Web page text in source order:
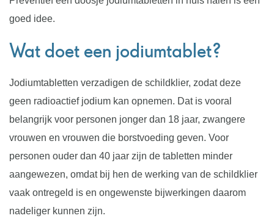
goed idee.
Wat doet een jodiumtablet?
Jodiumtabletten verzadigen de schildklier, zodat deze
geen radioactief jodium kan opnemen. Dat is vooral
belangrijk voor personen jonger dan 18 jaar, zwangere
vrouwen en vrouwen die borstvoeding geven. Voor
personen ouder dan 40 jaar zijn de tabletten minder
aangewezen, omdat bij hen de werking van de schildklier
vaak ontregeld is en ongewenste bijwerkingen daarom
nadeliger kunnen zijn.